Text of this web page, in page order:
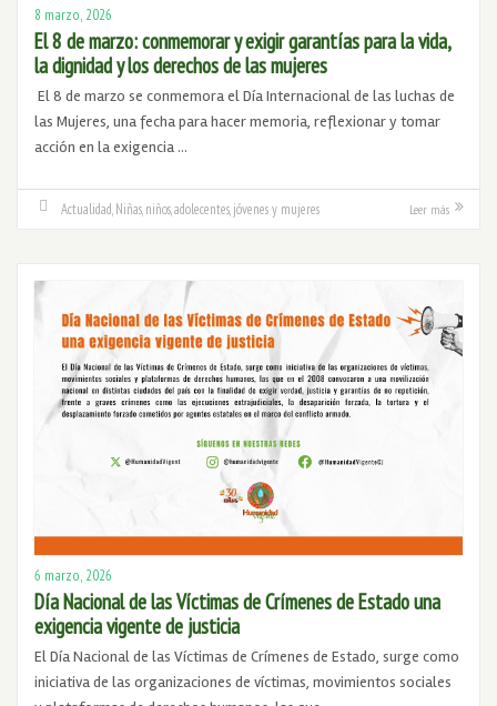
8 marzo, 2026
El 8 de marzo: conmemorar y exigir garantías para la vida,
la dignidad y los derechos de las mujeres
El 8 de marzo se conmemora el Día Internacional de las luchas de
las Mujeres, una fecha para hacer memoria, reflexionar y tomar
acción en la exigencia …
Actualidad Niñas, niños, adolecentes, jóvenes y mujeres Leer más
6 marzo, 2026
Día Nacional de las Víctimas de Crímenes de Estado una
exigencia vigente de justicia
El Día Nacional de las Víctimas de Crímenes de Estado, surge como
iniciativa de las organizaciones de víctimas, movimientos sociales